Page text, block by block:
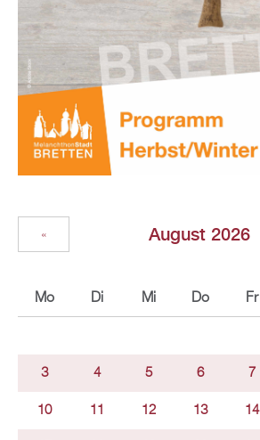
August 2026
«
Mo Di Mi Do Fr
3 4 5 6 7
10 11 12 13 14